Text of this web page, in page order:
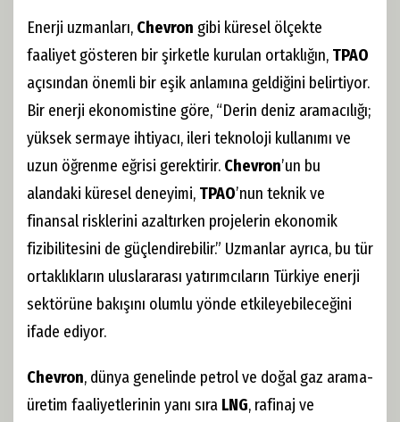
Enerji uzmanları, Chevron gibi küresel ölçekte
faaliyet gösteren bir şirketle kurulan ortaklığın, TPAO
açısından önemli bir eşik anlamına geldiğini belirtiyor.
Bir enerji ekonomistine göre, “Derin deniz aramacılığı;
yüksek sermaye ihtiyacı, ileri teknoloji kullanımı ve
uzun öğrenme eğrisi gerektirir. Chevron’un bu
alandaki küresel deneyimi, TPAO’nun teknik ve
finansal risklerini azaltırken projelerin ekonomik
fizibilitesini de güçlendirebilir.” Uzmanlar ayrıca, bu tür
ortaklıkların uluslararası yatırımcıların Türkiye enerji
sektörüne bakışını olumlu yönde etkileyebileceğini
ifade ediyor.
Chevron, dünya genelinde petrol ve doğal gaz arama-
üretim faaliyetlerinin yanı sıra LNG, rafinaj ve